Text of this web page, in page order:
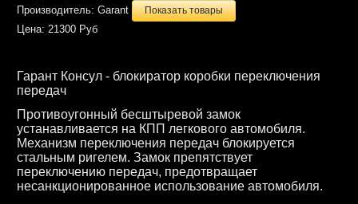
Производитель:Garant Показать товары
Цена: 21300 Руб
Гарант Консул - блокиратор коробки переключения
передач
Противоугонный бесштыревой замок
устанавливается на КПП легкового автомобиля.
Механизм переключения передач блокируется
стальным ригелем. Замок препятствует
переключению передач, предотвращает
несанкционированное использование автомобиля.